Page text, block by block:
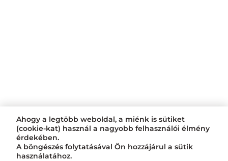
Ahogy a legtöbb weboldal, a miénk is sütiket
(cookie-kat) használ a nagyobb felhasználói élmény
érdekében.
A böngészés folytatásával Ön hozzájárul a sütik
használatához.